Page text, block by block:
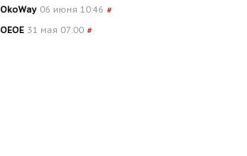
OkoWay 06 июня 10:46 #
OEOE 31 мая 07:00 #